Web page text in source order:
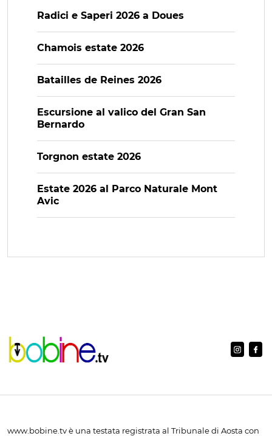
Radici e Saperi 2026 a Doues
Chamois estate 2026
Batailles de Reines 2026
Escursione al valico del Gran San
Bernardo
Torgnon estate 2026
Estate 2026 al Parco Naturale Mont
Avic
www.bobine.tv è una testata registrata al Tribunale di Aosta con